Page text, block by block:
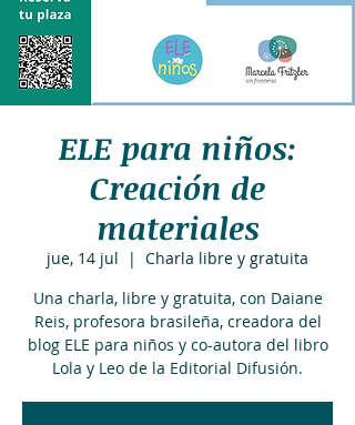
ELE para niños:
Creación de
materiales
jue, 14 jul
  |
Charla libre y gratuita
Una charla, libre y gratuita, con Daiane
Reis, profesora brasileña, creadora del
blog ELE para niños y co-autora del libro
Lola y Leo de la Editorial Difusión.